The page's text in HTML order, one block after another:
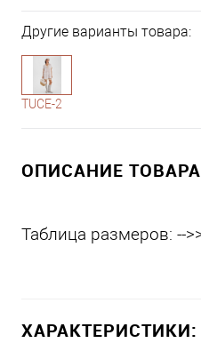
Другие варианты товара:
1-10
TUCE-2
ОПИСАНИЕ ТОВАРА
Таблица размеров: --
ХАРАКТЕРИСТИКИ: